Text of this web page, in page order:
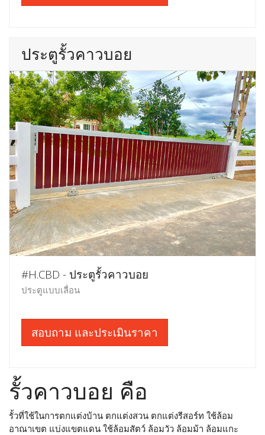
ประตูรั้วคาวบอย
#H.CBD - ประตูรั้วคาวบอย
ประตูแบบเลื่อน
สอบถาม และประเมินราคา
รั้วคาวบอย คือ
รั้วที่ใช้ในการตกแต่งบ้าน ตกแต่งสวน ตกแต่งรีสอร์ท ใช้ล้อม
อาณาเขต แบ่งแขตแดน ใช้ล้อมสัตว์ ล้อมวัว ล้อมม้า ล้อมแกะ